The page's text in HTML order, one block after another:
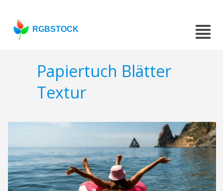
RGBSTOCK
Papiertuch Blätter
Textur